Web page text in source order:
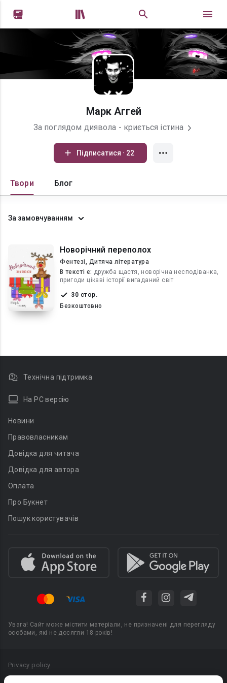
 
Марк Аггей
За поглядом диявола - криється істина
Підписатися · 22
Твори Блог
За замовчуванням
Новорічний переполох
Фентезі, Дитяча література
В текcті є: дружба щастя, новорічна несподіванка,
пригоди цікаві історії вигаданий світ
30 стор.
Безкоштовно
Технічна підтримка
На PC версію
Новини
Правовласникам
Довідка для читача
Довідка для автора
Оплата
Про Букнет
Пошук користувачів
Увага! Сайт може містити матеріали, не призначені для перегляду
особами, які не досягли 18 років!
Privacy policy